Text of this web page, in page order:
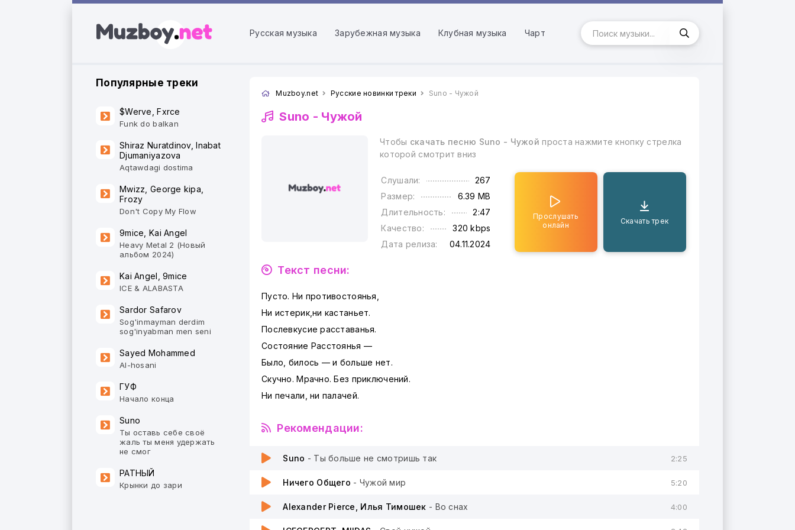
Русская музыка Зарубежная музыка Клубная музыка Чарт
Muzboy.net Русские новинки треки Suno - Чужой
Suno - Чужой
Чтобы скачать песню Suno - Чужой проста нажмите кнопку стрелка
которой смотрит вниз
Слушали:
267
Размер:
6.39 MB
Длительность:
2:47
Качество:
320 kbps
Дата релиза:
04.11.2024
Прослушать
онлайн
Скачать трек
Текст песни:
Пусто. Ни противостоянья,
Ни истерик,ни кастаньет.
Послевкусие расставанья.
Состояние Расстоянья —
Было, билось — и больше нет.
Скучно. Мрачно. Без приключений.
Ни печали, ни палачей.
Рекомендации:
Suno - Ты больше не смотришь так 2:25
Ничего Общего - Чужой мир 5:20
Alexander Pierce, Илья Тимошек - Во снах 4:00
Популярные треки
$Werve, Fxrce
Funk do balkan
Shiraz Nuratdinov, Inabat
Djumaniyazova
Aqtawdagi dostima
Mwizz, George kipa,
Frozy
Don't Copy My Flow
9mice, Kai Angel
Heavy Metal 2 (Новый
альбом 2024)
Kai Angel, 9mice
ICE & ALABASTA
Sardor Safarov
Sog'inmayman derdim
sog'inyabman men seni
Sayed Mohammed
Al-hosani
ГУФ
Начало конца
Suno
Ты оставь себе своё
жаль ты меня удержать
не смог
РАТНЫЙ
Крынки до зари